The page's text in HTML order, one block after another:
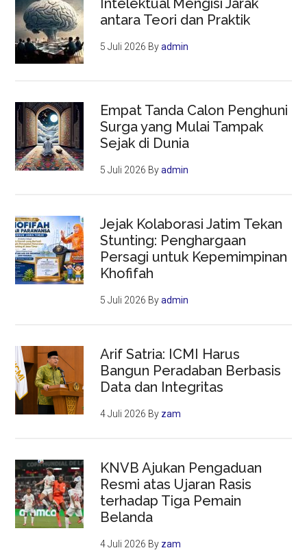
Intelektual Mengisi Jarak
antara Teori dan Praktik
5 Juli 2026 Byadmin
Empat Tanda Calon Penghuni
Surga yang Mulai Tampak
Sejak di Dunia
5 Juli 2026 Byadmin
Jejak Kolaborasi Jatim Tekan
Stunting: Penghargaan
Persagi untuk Kepemimpinan
Khofifah
5 Juli 2026 Byadmin
Arif Satria: ICMI Harus
Bangun Peradaban Berbasis
Data dan Integritas
4 Juli 2026 By zam
KNVB Ajukan Pengaduan
Resmi atas Ujaran Rasis
terhadap Tiga Pemain
Belanda
4 Juli 2026 By zam